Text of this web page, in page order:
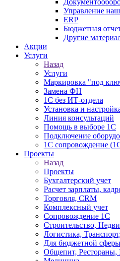
Управление
ERP
Бюджетная
Другие
Акции
Услуги
Назад
Услуги
Маркировка "под
Замена ФН
1С без ИТ-отдела
Установка и
Линия консультаций
Помощь в выборе 1С
Подключение
1С сопровождение
Проекты
Назад
Проекты
Бухгалтерский учет
Расчет зарплаты,
Торговля, CRM
Комплексный учет
Сопровождение 1С
Строительство,
Логистика,
Для бюджетной
Общепит, Рестораны,